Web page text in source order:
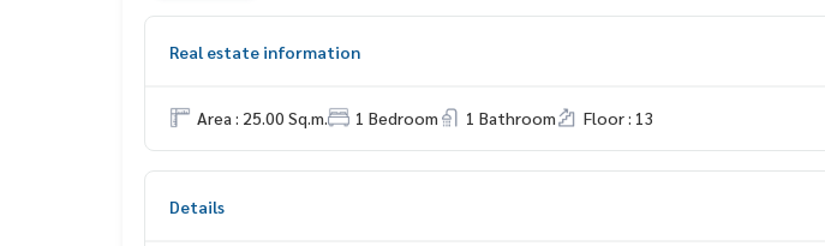
Real estate information
Area : 25.00 Sq.m. 1 Bedroom 1 Bathroom Floor : 13
Details